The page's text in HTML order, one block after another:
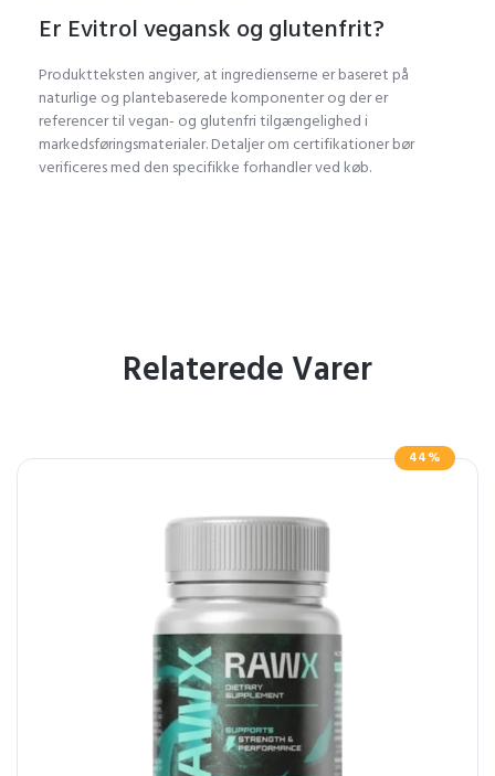
Er Evitrol vegansk og glutenfrit?
Produktteksten angiver, at ingredienserne er baseret på
naturlige og plantebaserede komponenter og der er
referencer til vegan- og glutenfri tilgængelighed i
markedsføringsmaterialer. Detaljer om certifikationer bør
verificeres med den specifikke forhandler ved køb.
Relaterede Varer
44%